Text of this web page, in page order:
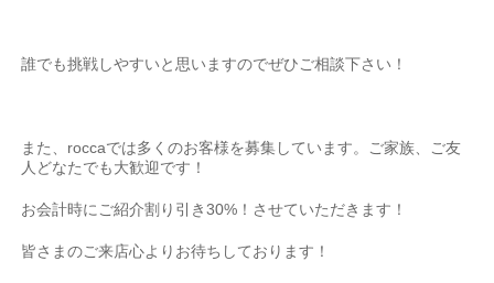
誰でも挑戦しやすいと思いますのでぜひご相談下さい！
また、 roccaでは多くのお客様を募集しています。ご家族、ご友
人どなたでも大歓迎です！
お会計時にご紹介割り引き30% ！させていただきます！
皆さまのご来店心よりお待ちしております！